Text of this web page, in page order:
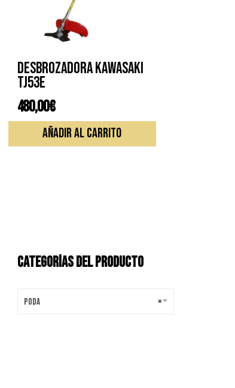
Desbrozadora KAWASAKI
TJ53E
480,00€
AÑADIR AL CARRITO
CATEGORÍAS DEL PRODUCTO
×
Poda